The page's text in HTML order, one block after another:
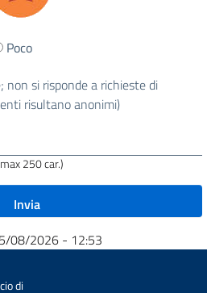
Poco
si risponde a richieste di
risultano anonimi)
250 car.)
08/2026 - 12:53
di